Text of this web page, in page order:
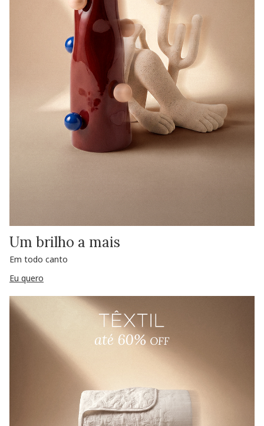
Um brilho a mais
Em todo canto
Eu quero